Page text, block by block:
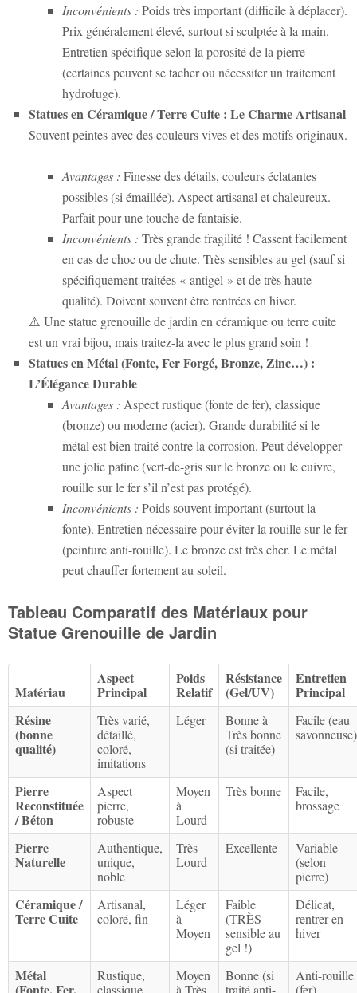
Inconvénients : Poids très important (difficile à déplacer).
Prix généralement élevé, surtout si sculptée à la main.
Entretien spécifique selon la porosité de la pierre
(certaines peuvent se tacher ou nécessiter un traitement
hydrofuge).
Statues en Céramique / Terre Cuite : Le Charme Artisanal
Souvent peintes avec des couleurs vives et des motifs originaux.
Avantages : Finesse des détails, couleurs éclatantes
possibles (si émaillée). Aspect artisanal et chaleureux.
Parfait pour une touche de fantaisie.
Inconvénients : Très grande fragilité ! Cassent facilement
en cas de choc ou de chute. Très sensibles au gel (sauf si
spécifiquement traitées « antigel » et de très haute
qualité). Doivent souvent être rentrées en hiver.
⚠️ Unestatue grenouille de jardin en céramique ou terre cuite
est un vrai bijou, mais traitez-la avec le plus grand soin !
Statues en Métal (Fonte, Fer Forgé, Bronze, Zinc…) :
L’Élégance Durable
Avantages : Aspect rustique (fonte de fer), classique
(bronze) ou moderne (acier). Grande durabilité si le
métal est bien traité contre la corrosion. Peut développer
une jolie patine (vert-de-gris sur le bronze ou le cuivre,
rouille sur le fer s’il n’est pas protégé).
Inconvénients : Poids souvent important (surtout la
fonte). Entretien nécessaire pour éviter la rouille sur le fer
(peinture anti-rouille). Le bronze est très cher. Le métal
peut chauffer fortement au soleil.
Tableau Comparatif des Matériaux pour
Statue Grenouille de Jardin
Matériau
Aspect
Principal
Poids
Relatif
Résistance
(Gel/UV)
Entretien
Principal
Résine
(bonne
qualité)
Très varié,
détaillé,
coloré,
imitations
Léger
Bonne à
Très bonne
(si traitée)
Facile (eau
savonneuse)
Pierre
Reconstituée
/ Béton
Aspect
pierre,
robuste
Moyen
à
Lourd
Très bonne
Facile,
brossage
Pierre
Naturelle
Authentique,
unique,
noble
Très
Lourd
Excellente
Variable
(selon
pierre)
Céramique /
Terre Cuite
Artisanal,
coloré, fin
Léger
à
Moyen
Faible
(TRÈS
sensible au
gel !)
Délicat,
rentrer en
hiver
Métal
(Fonte, Fer,
Rustique,
classique,
Moyen
à Très
Bonne (si
traité anti-
Anti-rouille
(fer),